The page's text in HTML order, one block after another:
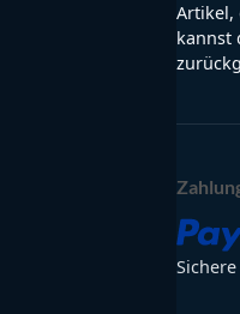
Artikel,
kannst